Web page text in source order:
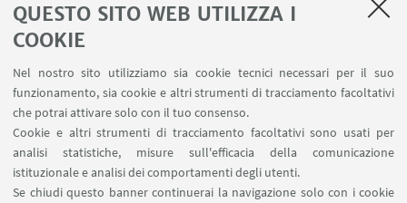
QUESTO SITO WEB UTILIZZA I
COOKIE
Nel nostro sito utilizziamo sia cookie tecnici necessari per il suo
funzionamento, sia cookie e altri strumenti di tracciamento facoltativi
che potrai attivare solo con il tuo consenso.
Cookie e altri strumenti di tracciamento facoltativi sono usati per
analisi statistiche, misure sull'efficacia della comunicazione
istituzionale e analisi dei comportamenti degli utenti.
Se chiudi questo banner continuerai la navigazione solo con i cookie
ore 10 fino a inizio spettacolo.
• La partecipazione agli spettacoli
teatrali e ai concerti a ingresso
gratuito ospitati presso DAMSLab
sarà consentita previo ritiro
dell’apposito coupon in loco,
distribuito a partire da un’ora prima